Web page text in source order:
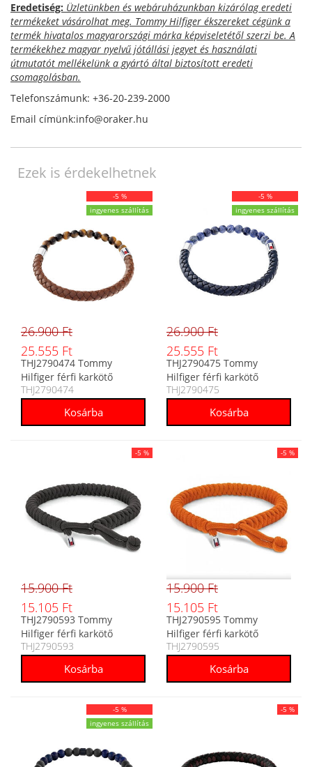
Eredetiség: Üzletünkben és webáruházunkban kizárólag eredeti
termékeket vásárolhat meg. Tommy Hilfiger ékszereket cégünk a
termék hivatalos magyarországi márka képviseletétől szerzi be. A
termékekhez magyar nyelvű jótállási jegyet és használati
útmutatót mellékelünk a gyártó által biztosított eredeti
csomagolásban.
Telefonszámunk: +36-20-239-2000
Email címünk:info@oraker.hu
Ezek is érdekelhetnek
-5 %
ingyenes szállítás
26.900 Ft
25.555 Ft
THJ2790474 Tommy
Hilfiger férfi karkötő
THJ2790474
-5 %
ingyenes szállítás
26.900 Ft
25.555 Ft
THJ2790475 Tommy
Hilfiger férfi karkötő
THJ2790475
-5 %
15.900 Ft
15.105 Ft
THJ2790593 Tommy
Hilfiger férfi karkötő
THJ2790593
-5 %
15.900 Ft
15.105 Ft
THJ2790595 Tommy
Hilfiger férfi karkötő
THJ2790595
-5 %
ingyenes szállítás
-5 %